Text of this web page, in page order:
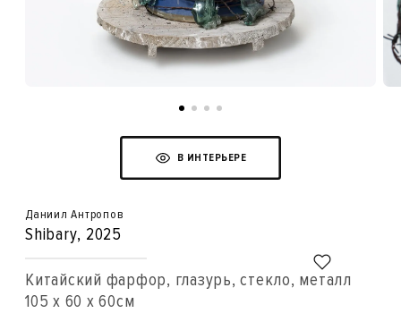
В ИНТЕРЬЕРЕ
Даниил Антропов
Shibary, 2025
Китайский фарфор, глазурь, стекло, металл
105 x 60 x 60см